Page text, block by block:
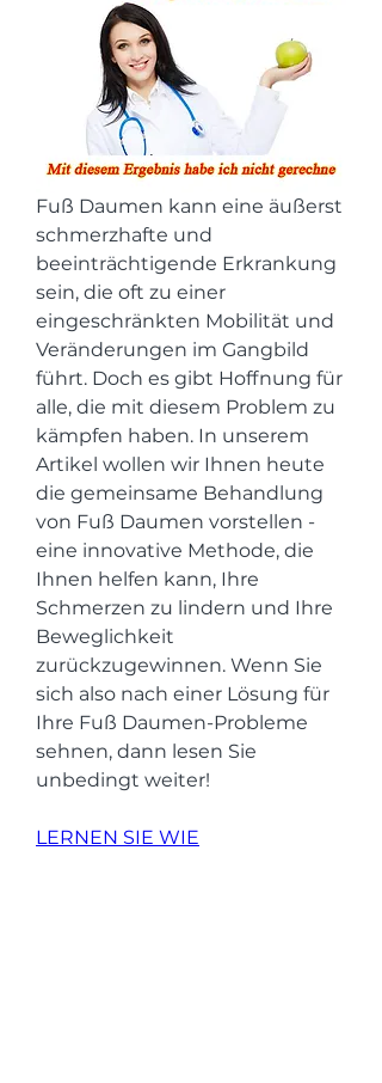
Fuß Daumen kann eine äußerst
schmerzhafte und
beeinträchtigende Erkrankung
sein, die oft zu einer
eingeschränkten Mobilität und
Veränderungen im Gangbild
führt. Doch es gibt Hoffnung für
alle, die mit diesem Problem zu
kämpfen haben. In unserem
Artikel wollen wir Ihnen heute
die gemeinsame Behandlung
von Fuß Daumen vorstellen -
eine innovative Methode, die
Ihnen helfen kann, Ihre
Schmerzen zu lindern und Ihre
Beweglichkeit
zurückzugewinnen. Wenn Sie
sich also nach einer Lösung für
Ihre Fuß Daumen-Probleme
sehnen, dann lesen Sie
unbedingt weiter!
LERNEN SIE WIE